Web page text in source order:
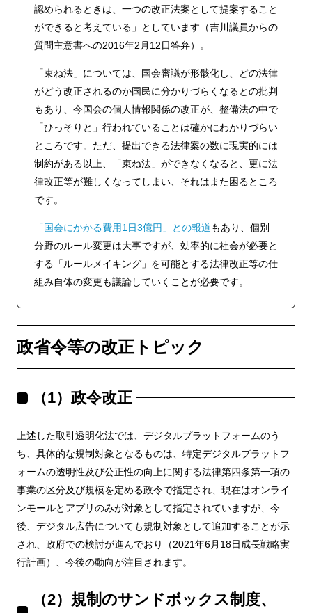
認められるときは、一つの改正法案として提案すること
ができると考えている」としています（吉川議員からの
質問主意書への2016年2月12日答弁）。
「束ね法」については、国会審議が形骸化し、どの法律
がどう改正されるのか国民に分かりづらくなるとの批判
もあり、今国会の個人情報関係の改正が、整備法の中で
「ひっそりと」行われていることは確かにわかりづらい
ところです。ただ、提出できる法律案の数に現実的には
制約がある以上、「束ね法」ができなくなると、更に法
律改正等が難しくなってしまい、それはまた困るところ
です。
「国会にかかる費用1日3億円」との報道もあり、個別
分野のルール変更は大事ですが、効率的に社会が必要と
する「ルールメイキング」を可能とする法律改正等の仕
組み自体の変更も議論していくことが必要です。
政省令等の改正トピック
（1）政令改正
上述した取引透明化法では、デジタルプラットフォームのう
ち、具体的な規制対象となるものは、特定デジタルプラットフ
ォームの透明性及び公正性の向上に関する法律第四条第一項の
事業の区分及び規模を定める政令で指定され、現在はオンライ
ンモールとアプリのみが対象として指定されていますが、今
後、デジタル広告についても規制対象として追加することが示
され、政府での検討が進んでおり（2021年6月18日成長戦略実
行計画）、今後の動向が注目されます。
（2）規制のサンドボックス制度、